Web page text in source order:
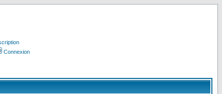
Connexion